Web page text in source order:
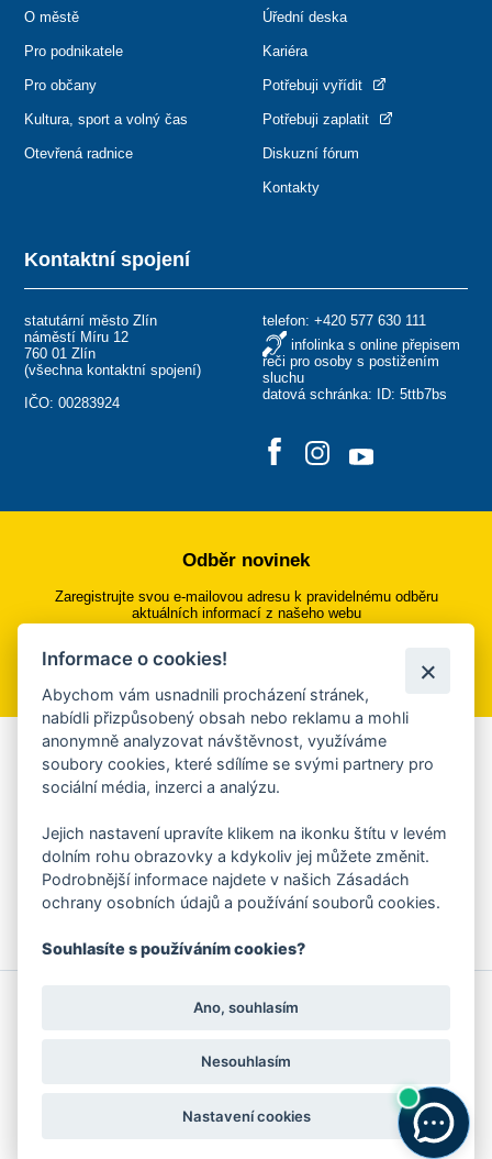
Kontaktní spojení
statutární město Zlín
náměstí Míru 12
760 01 Zlín
(všechna kontaktní spojení)
IČO: 00283924
telefon: +420 577 630 111
infolinka s online přepisem
řeči pro osoby s postižením
sluchu
datová schránka: ID: 5ttb7bs
O městě
Pro podnikatele
Pro občany
Kultura, sport a volný čas
Otevřená radnice
Úřední deska
Kariéra
Potřebuji vyřídit
Potřebuji zaplatit
Diskuzní fórum
Kontakty
Odběr novinek
Zaregistrujte svou e-mailovou adresu k pravidelnému odběru
aktuálních informací z našeho webu
Přihlásit se k odběru
Aplikace Mobilní rozhlas
Chcete dostávat do svého mobilu či mailu upozornění na
ankety, pozvánky na kulturní a sportovní akce?
Více informací o aplikaci
Ochrana osobních údajů
Informace o cookies!
Abychom vám usnadnili procházení stránek,
nabídli přizpůsobený obsah nebo reklamu a mohli
anonymně analyzovat návštěvnost, využíváme
soubory cookies, které sdílíme se svými partnery pro
sociální média, inzerci a analýzu.
Jejich nastavení upravíte klikem na ikonku štítu v levém
dolním rohu obrazovky a kdykoliv jej můžete změnit.
Podrobnější informace najdete v našich Zásadách
ochrany osobních údajů a používání souborů cookies.
Souhlasíte s používáním cookies?
Ano, souhlasím
Nesouhlasím
Nastavení cookies